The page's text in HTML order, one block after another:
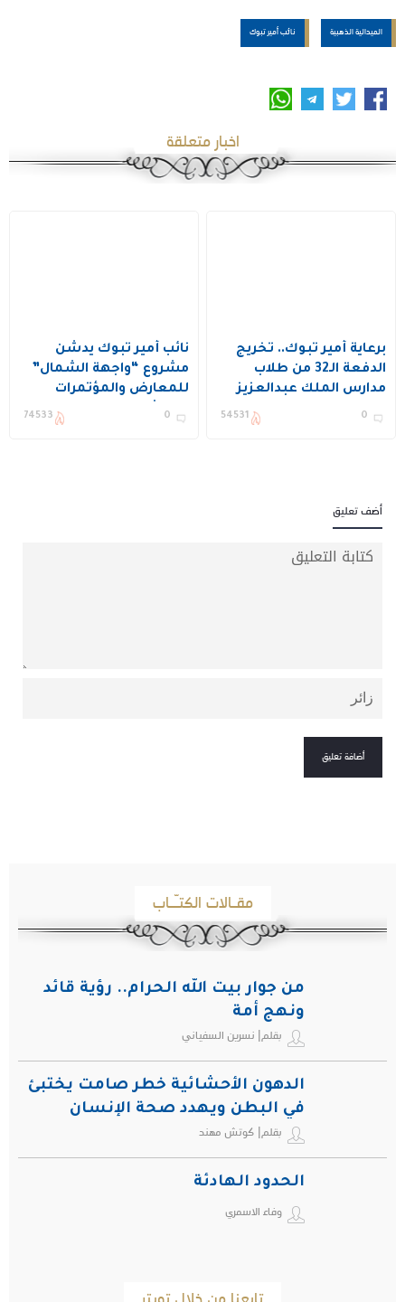
الميدالية الذهبية نائب أمير تبوك
اخبار متعلقة
برعاية أمير تبوك.. تخريج
الدفعة الـ32 من طلاب
مدارس الملك عبدالعزيز
النموذجية
0
54531
نائب أمير تبوك يدشّن
مشروع “واجهة الشمال”
للمعارض والمؤتمرات
باستثمار يتجاوز 55 مليون
0
74533
أضف تعليق
مقـالات الكتـّـاب
من جوار بيت الله الحرام.. رؤية قائد
ونهج أمة
بقلم| نسرين السفياني
الدهون الأحشائية خطر صامت يختبئ
في البطن ويهدد صحة الإنسان
بقلم| كوتش مهند
الحدود الهادئة
وفاء الاسمري